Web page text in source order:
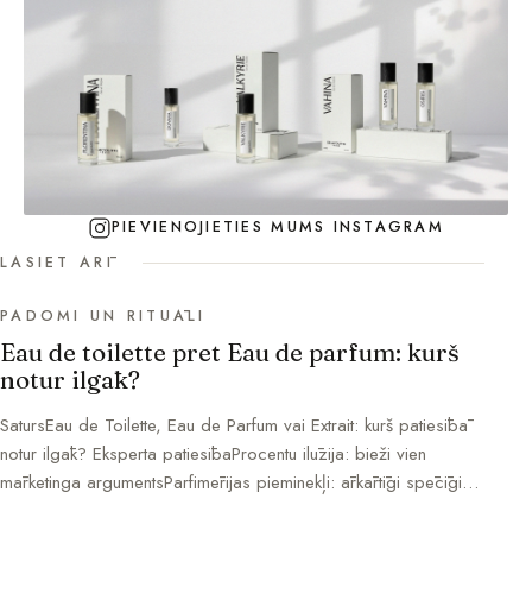
PIEVIENOJIETIES MUMS INSTAGRAM
LASIET ARĪ
PADOMI UN RITUĀLI
Eau de toilette pret Eau de parfum: kurš
notur ilgāk?
SatursEau de Toilette, Eau de Parfum vai Extrait: kurš patiesībā
notur ilgāk? Eksperta patiesībaProcentu ilūzija: bieži vien
mārketinga argumentsParfimērijas pieminekļi: ārkārtīgi spēcīgi…